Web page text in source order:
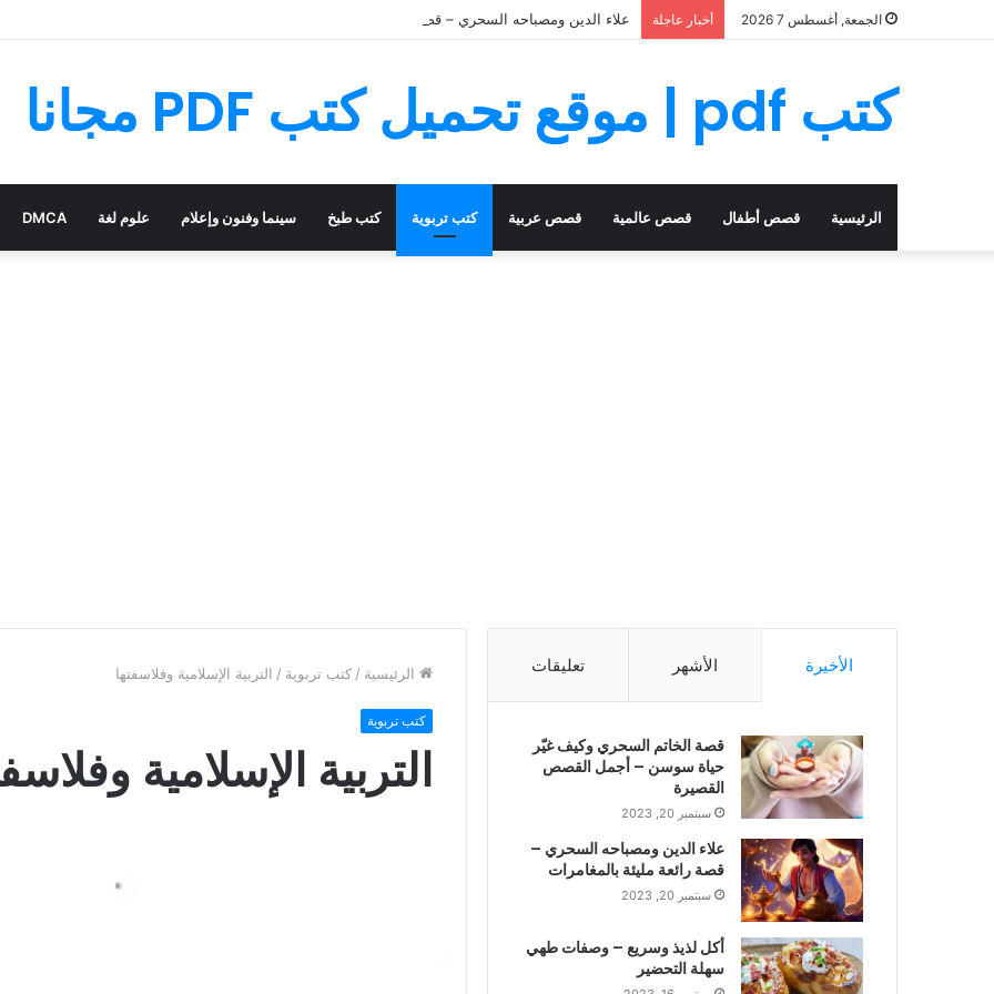
الجمعة, أغسطس 7 2026 أخبار عاجلة علاء الدين ومصباحه السحري – قصة رائعة مليئة بالمغامرات
كتب pdf | موقع تحميل كتب PDF مجانا
الرئيسية قصص أطفال قصص عالمية قصص عربية كتب تربوية كتب طبخ سينما وفنون وإعلام علوم لغة DMCA
الرئيسية / كتب تربوية / التربية الإسلامية وفلاسفتها
كتب تربوية
التربية الإسلامية
الأخيرة الأشهر تعليقات
قصة الخاتم السحري وكيف غيّر
حياة سوسن – أجمل القصص
القصيرة
سبتمبر 20, 2023
علاء الدين ومصباحه السحري –
قصة رائعة مليئة بالمغامرات
سبتمبر 20, 2023
أكل لذيذ وسريع – وصفات طهي
سهلة التحضير